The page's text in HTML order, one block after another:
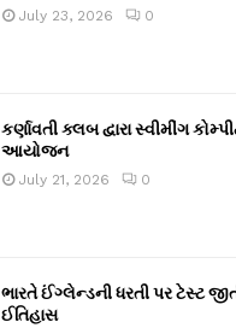
July 23, 2026 0
કર્ણાવતી ક્લબ દ્વારા સ્વીમીંગ
આયોજન
July 21, 2026 0
ભારતે ઈંગ્લેન્ડની ધરતી પર ટેસ્ટ
ઈતિહાસ